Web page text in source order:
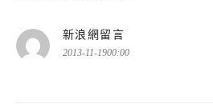
新浪網留言
示:
2013-11-1900:00